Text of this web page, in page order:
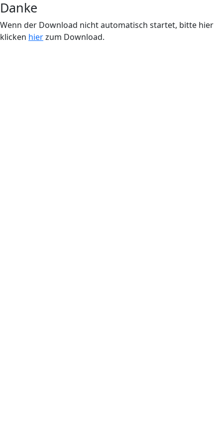
Danke
Wenn der Download nicht automatisch startet, bitte hier
klicken hierzum Download.